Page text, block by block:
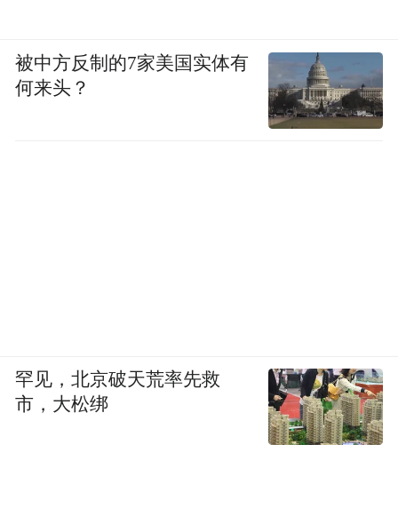
被中方反制的7家美国实体有
何来头？
罕见，北京破天荒率先救
市，大松绑